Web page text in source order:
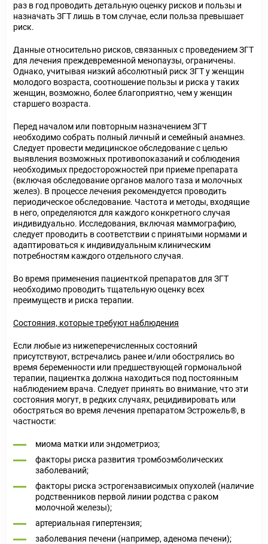
раз в год проводить детальную оценку рисков и пользы и
назначать ЗГТ лишь в том случае, если польза превышает
риск.
Данные относительно рисков, связанных с проведением ЗГТ
для лечения преждевременной менопаузы, ограничены.
Однако, учитывая низкий абсолютный риск ЗГТ у женщин
молодого возраста, соотношение пользы и риска у таких
женщин, возможно, более благоприятно, чем у женщин
старшего возраста.
Перед началом или повторным назначением ЗГТ
необходимо собрать полный личный и семейный анамнез.
Следует провести медицинское обследование с целью
выявления возможных противопоказаний и соблюдения
необходимых предосторожностей при приеме препарата
(включая обследование органов малого таза и молочных
желез). В процессе лечения рекомендуется проводить
периодическое обследование. Частота и методы, входящие
в него, определяются для каждого конкретного случая
индивидуально. Исследования, включая маммографию,
следует проводить в соответствии с принятыми нормами и
адаптироваться к индивидуальным клиническим
потребностям каждого отдельного случая.
Во время применения пациенткой препаратов для ЗГТ
необходимо проводить тщательную оценку всех
преимуществ и риска терапии.
Состояния, которые требуют наблюдения
Если любые из нижеперечисленных состояний
присутствуют, встречались ранее и/или обострялись во
время беременности или предшествующей гормональной
терапии, пациентка должна находиться под постоянным
наблюдением врача. Следует принять во внимание, что эти
состояния могут, в редких случаях, рецидивировать или
обостряться во время лечения препаратом Эстрожель®, в
частности:
миома матки или эндометриоз;
факторы риска развития тромбоэмболических
заболеваний;
факторы риска эстрогензависимых опухолей (наличие
родственников первой линии родства с раком
молочной железы);
артериальная гипертензия;
заболевания печени (например, аденома печени);